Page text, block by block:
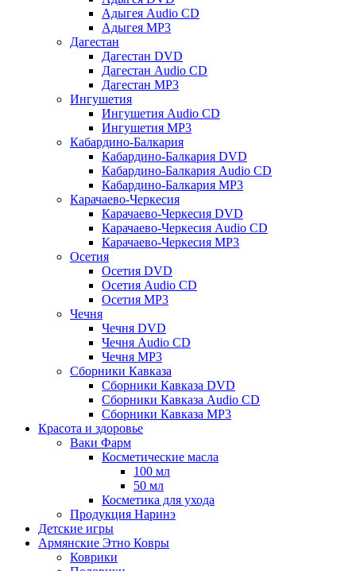
Адыгея Audio CD
Адыгея MP3
Дагестан
Дагестан DVD
Дагестан Audio CD
Дагестан MP3
Ингушетия
Ингушетия Audio CD
Ингушетия MP3
Кабардино-Балкария
Кабардино-Балкария DVD
Кабардино-Балкария Audio CD
Кабардино-Балкария MP3
Карачаево-Черкесия
Карачаево-Черкесия DVD
Карачаево-Черкесия Audio CD
Карачаево-Черкесия MP3
Осетия
Осетия DVD
Осетия Audio CD
Осетия MP3
Чечня
Чечня DVD
Чечня Audio CD
Чечня MP3
Сборники Кавказа
Сборники Кавказа DVD
Сборники Кавказа Audio CD
Сборники Кавказа MP3
Красота и здоровье
Ваки Фарм
Косметические масла
100 мл
50 мл
Косметика для ухода
Продукция Наринэ
Детские игры
Армянские Этно Ковры
Коврики